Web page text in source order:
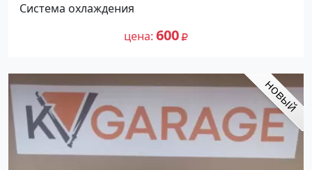
Система охлаждения
цена 600